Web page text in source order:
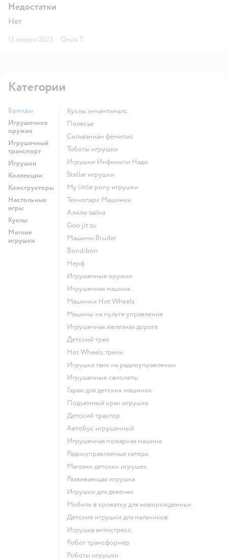
Недостатки
Нет
13 января 2023 · Ольга Т.
Категории
Бренды
Игрушечное
оружие
Игрушечный
транспорт
Игрушки
Коллекции
Конструкторы
Настольные
игры
Куклы
Мягкие
игрушки
Куклы энчантималс
Полесье
Сильваниан фемилис
Тоботы игрушки
Игрушки Инфинити Надо
Stellar игрушки
my little pony игрушки
Технопарк Машинки
Алило зайка
Goo jit zu
Машины Bruder
Bondibon
Нерф
Игрушечные оружия
Игрушечная машина
Машинки Hot Wheels
Машины на пульте управления
Игрушечная железная дорога
Детский трек
Hot Wheels треки
Игрушка танк на радиоуправлении
Игрушечные самолеты
Гараж для детских машинок
Подъемный кран игрушка
Детский трактор
Автобус игрушечный
Игрушечная пожарная машина
Радиоуправляемые катера
Магазин детских игрушек
Развивающая игрушка
Игрушки для девочек
Мобиль в кроватку для новорожденных
Детские игрушки для мальчиков
Игрушка антистресс
Робот трансформер
Роботы игрушки